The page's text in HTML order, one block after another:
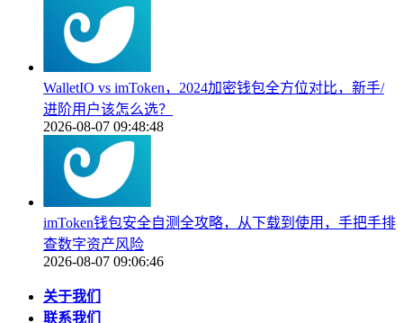
WalletIO vs imToken，2024加密钱包全方位对比，新手/
进阶用户该怎么选？
2026-08-07 09:48:48
imToken钱包安全自测全攻略，从下载到使用，手把手排
查数字资产风险
2026-08-07 09:06:46
关于我们
联系我们